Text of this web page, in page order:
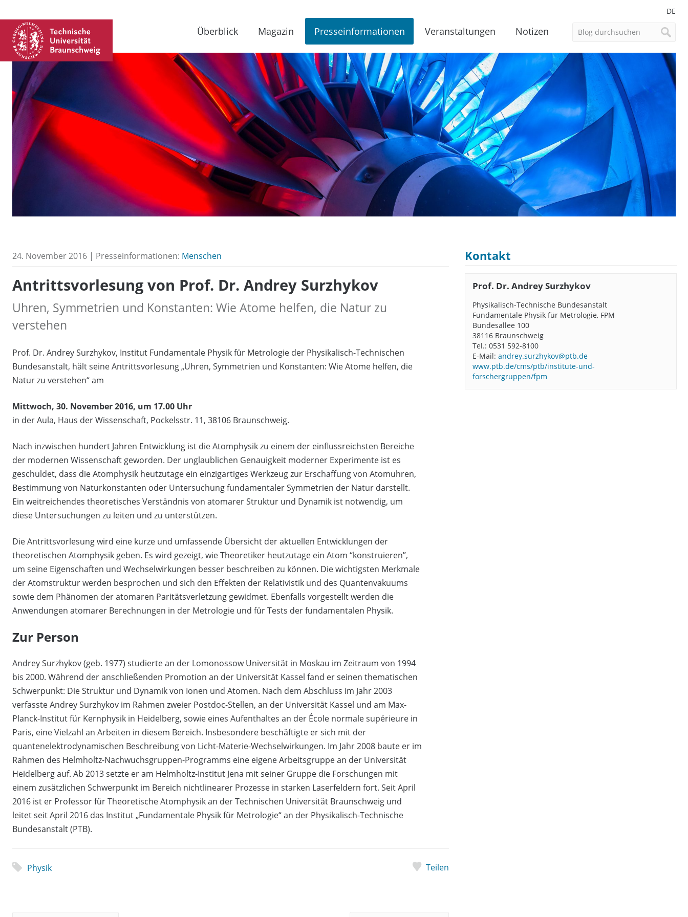
DE
Überblick Magazin Presseinformationen Veranstaltungen Notizen
24. November 2016 | Presseinformationen: Menschen
Antrittsvorlesung von Prof. Dr. Andrey Surzhykov
Uhren, Symmetrien und Konstanten: Wie Atome helfen, die Natur zu
verstehen
Prof. Dr. Andrey Surzhykov, Institut Fundamentale Physik für Metrologie der Physikalisch-Technischen
Bundesanstalt, hält seine Antrittsvorlesung „Uhren, Symmetrien und Konstanten: Wie Atome helfen, die
Natur zu verstehen“ am
Mittwoch, 30. November 2016, um 17.00 Uhr
in der Aula, Haus der Wissenschaft, Pockelsstr. 11, 38106 Braunschweig.
Nach inzwischen hundert Jahren Entwicklung ist die Atomphysik zu einem der einflussreichsten Bereiche
der modernen Wissenschaft geworden. Der unglaublichen Genauigkeit moderner Experimente ist es
geschuldet, dass die Atomphysik heutzutage ein einzigartiges Werkzeug zur Erschaffung von Atomuhren,
Bestimmung von Naturkonstanten oder Untersuchung fundamentaler Symmetrien der Natur darstellt.
Ein weitreichendes theoretisches Verständnis von atomarer Struktur und Dynamik ist notwendig, um
diese Untersuchungen zu leiten und zu unterstützen.
Die Antrittsvorlesung wird eine kurze und umfassende Übersicht der aktuellen Entwicklungen der
theoretischen Atomphysik geben. Es wird gezeigt, wie Theoretiker heutzutage ein Atom “konstruieren”,
um seine Eigenschaften und Wechselwirkungen besser beschreiben zu können. Die wichtigsten Merkmale
der Atomstruktur werden besprochen und sich den Effekten der Relativistik und des Quantenvakuums
sowie dem Phänomen der atomaren Paritätsverletzung gewidmet. Ebenfalls vorgestellt werden die
Anwendungen atomarer Berechnungen in der Metrologie und für Tests der fundamentalen Physik.
Zur Person
Andrey Surzhykov (geb. 1977) studierte an der Lomonossow Universität in Moskau im Zeitraum von 1994
bis 2000. Während der anschließenden Promotion an der Universität Kassel fand er seinen thematischen
Schwerpunkt: Die Struktur und Dynamik von Ionen und Atomen. Nach dem Abschluss im Jahr 2003
verfasste Andrey Surzhykov im Rahmen zweier Postdoc-Stellen, an der Universität Kassel und am Max-
Planck-Institut für Kernphysik in Heidelberg, sowie eines Aufenthaltes an der École normale supérieure in
Paris, eine Vielzahl an Arbeiten in diesem Bereich. Insbesondere beschäftigte er sich mit der
quantenelektrodynamischen Beschreibung von Licht-Materie-Wechselwirkungen. Im Jahr 2008 baute er im
Rahmen des Helmholtz-Nachwuchsgruppen-Programms eine eigene Arbeitsgruppe an der Universität
Heidelberg auf. Ab 2013 setzte er am Helmholtz-Institut Jena mit seiner Gruppe die Forschungen mit
einem zusätzlichen Schwerpunkt im Bereich nichtlinearer Prozesse in starken Laserfeldern fort. Seit April
2016 ist er Professor für Theoretische Atomphysik an der Technischen Universität Braunschweig und
leitet seit April 2016 das Institut „Fundamentale Physik für Metrologie“ an der Physikalisch-Technische
Bundesanstalt (PTB).
Physik Teilen
Kontakt
Prof. Dr. Andrey Surzhykov
Physikalisch-Technische Bundesanstalt
Fundamentale Physik für Metrologie, FPM
Bundesallee 100
38116 Braunschweig
Tel.: 0531 592-8100
E-Mail:andrey.surzhykov@ptb.de
www.ptb.de/cms/ptb/institute-und-
forschergruppen/fpm